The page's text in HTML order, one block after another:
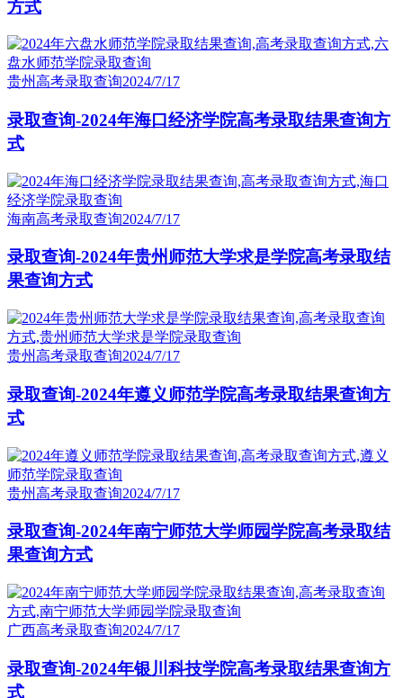
方式
贵州高考录取查询2024/7/17
录取查询-2024年海口经济学院高考录取结果查询方
式
海南高考录取查询2024/7/17
录取查询-2024年贵州师范大学求是学院高考录取结
果查询方式
贵州高考录取查询2024/7/17
录取查询-2024年遵义师范学院高考录取结果查询方
式
贵州高考录取查询2024/7/17
录取查询-2024年南宁师范大学师园学院高考录取结
果查询方式
广西高考录取查询2024/7/17
录取查询-2024年银川科技学院高考录取结果查询方
式